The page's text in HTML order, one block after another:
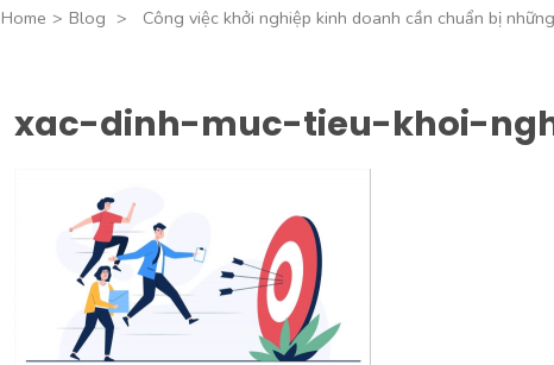
Home > Blog > Công việc khởi nghiệp kinh doanh cần chuẩn bị
xac-dinh-muc-tieu-khoi-